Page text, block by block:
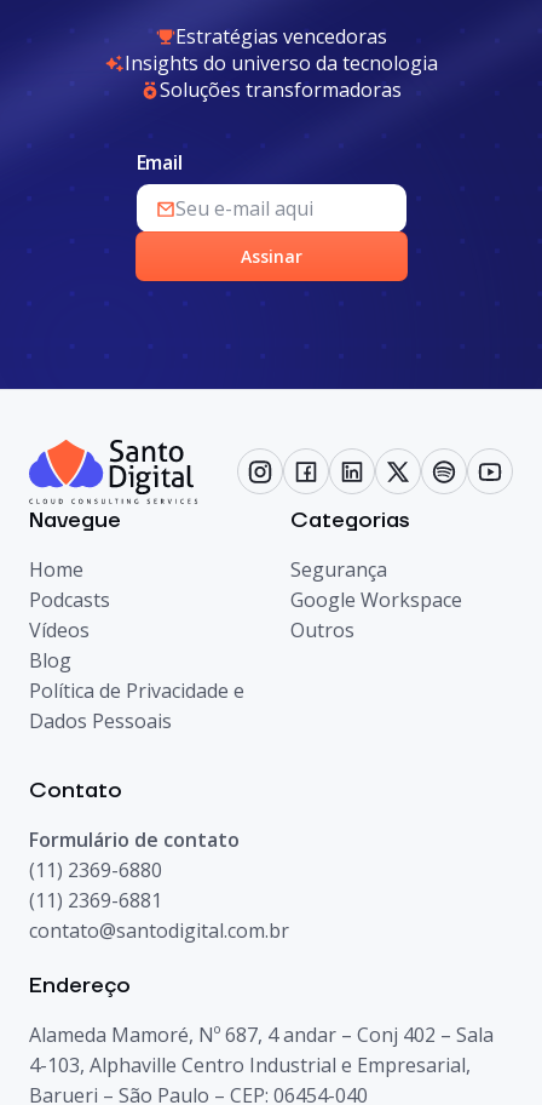
Estratégias vencedoras
Insights do universo da tecnologia
Soluções transformadoras
Email
Assinar
Navegue
Home
Podcasts
Vídeos
Blog
Política de Privacidade e
Dados Pessoais
Categorias
Segurança
Google Workspace
Outros
Contato
Formulário de contato
(11) 2369-6880
(11) 2369-6881
contato@santodigital.com.br
Endereço
Alameda Mamoré, Nº 687, 4 andar – Conj 402 – Sala
4-103, Alphaville Centro Industrial e Empresarial,
Barueri – São Paulo – CEP: 06454-040